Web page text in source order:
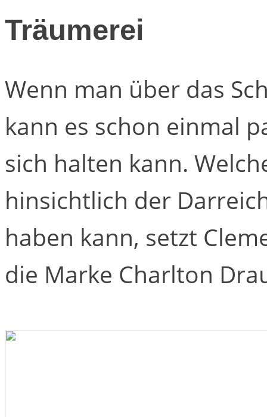
Träumerei
Wenn man über das
kann es schon einmal
sich halten kann.
hinsichtlich der
haben kann, setzt
die Marke Charlton